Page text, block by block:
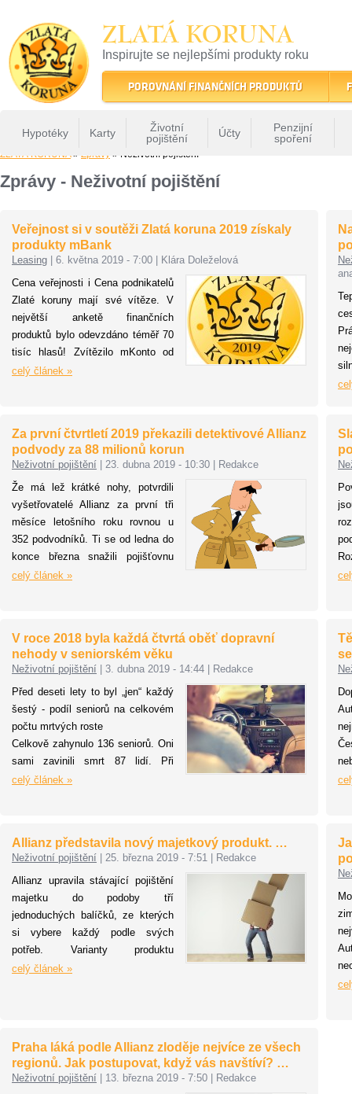
ZLATÁ KORUNA
Inspirujte se nejlepšími produkty roku
22 let tradice a kvality na finančním trhu
POROVNÁNÍ FINANČNÍCH PRODUKTŮ
Hypotéky Karty
Životní
pojištění
Účty
Penzijní
spoření
ZLATÁ KORUNA» Zprávy » Neživotní pojištění
Zprávy - Neživotní pojištění
Veřejnost si v soutěži Zlatá koruna 2019 získaly
produkty mBank
Leasing 6. května 2019 - 7:00
Klára Doleželová
Cena veřejnosti i Cena podnikatelů
Zlaté koruny mají své vítěze. V
největší anketě finančních
produktů bylo odevzdáno téměř 70
tisíc hlasů! Zvítězilo mKonto od
mBank a stalo se tak
celý článek »
Za první čtvrtletí 2019 překazili detektivové Allianz
podvody za 88 milionů korun
Neživotní pojištění 23. dubna 2019 - 10:30
Redakce
Že má lež krátké nohy, potvrdili
vyšetřovatelé Allianz za první tři
měsíce letošního roku rovnou u
352 podvodníků. Ti se od ledna do
konce března snažili pojišťovnu
okrást o 88 milionů korun. Největší
10 milionů korun, nejvíce si naopak
polepšil kraj Olomoucký, kde se
zamezilo škodám za 300 tisíc.
celý článek »
V roce 2018 byla každá čtvrtá oběť dopravní
nehody v seniorském věku
Neživotní pojištění 3. dubna 2019 - 14:44
Redakce
Před deseti lety to byl „jen“ každý
šestý - podíl seniorů na celkovém
počtu mrtvých roste
Celkově zahynulo 136 seniorů. Oni
sami zavinili smrt 87 lidí. Při
vyšetřované nehodě zaviněné
nehody.
celý článek »
Allianz představila nový majetkový produkt. …
Neživotní pojištění 25. března 2019 - 7:51
Redakce
Allianz upravila stávající pojištění
majetku do podoby tří
jednoduchých balíčků, ze kterých
si vybere každý podle svých
potřeb. Varianty produktu
MůjDomov jsou poskládány od
odpovědnosti či asistenční služby
a právní poradenství. V základním
celý článek »
Praha láká podle Allianz zloděje nejvíce ze všech
regionů. Jak postupovat, když vás navštíví? …
Neživotní pojištění 13. března 2019 - 7:50
Redakce